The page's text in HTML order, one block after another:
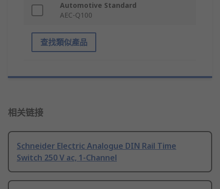
Automotive Standard
AEC-Q100
查找類似產品
相关链接
Schneider Electric Analogue DIN Rail Time
Switch 250 V ac, 1-Channel